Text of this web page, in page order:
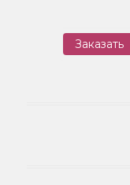
Заказать